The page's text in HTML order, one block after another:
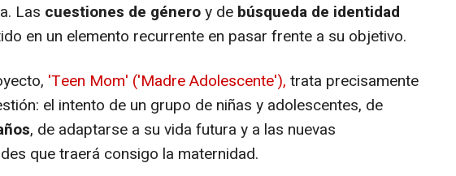
Las cuestiones de géneroy de búsqueda de identidad
en un elemento recurrente en pasar frente a su objetivo.
'Teen Mom' ('Madre Adolescente'), trata precisamente
el intento de un grupo de niñas y adolescentes, de
, de adaptarse a su vida futura y a las nuevas
que traerá consigo la maternidad.